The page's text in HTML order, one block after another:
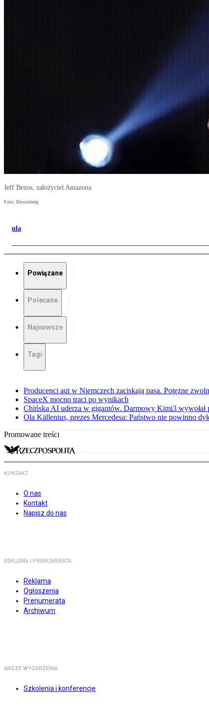
Jeff Bezos, założyciel Amazona
Foto: Bloomberg
ula
Powiązane
Polecane
Najnowsze
Tagi
Producenci aut w Niemczech zaciskają pasa. Potężne
SpaceX mocno traci po wynikach
Chińska AI uderza w gigantów. Darmowy Kimi3 wywołał
Ola Källenius, prezes Mercedesa: Państwo nie powinno
Promowane treści
KONTAKT
O nas
Kontakt
Napisz do nas
REKLAMA I PRENUMERATA
Reklama
Ogłoszenia
Prenumerata
Archiwum
NASZE WYDARZENIA
Szkolenia i konferencje